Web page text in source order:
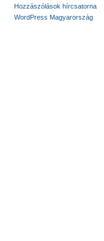
Hozzászólások hírcsatorna
WordPress Magyarország